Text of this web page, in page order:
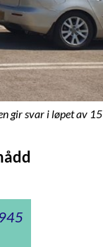
gir svar i løpet av 15